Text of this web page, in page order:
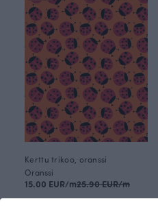
Kerttu trikoo, oranssi
Oranssi
15.00 EUR/m25.90 EUR/m